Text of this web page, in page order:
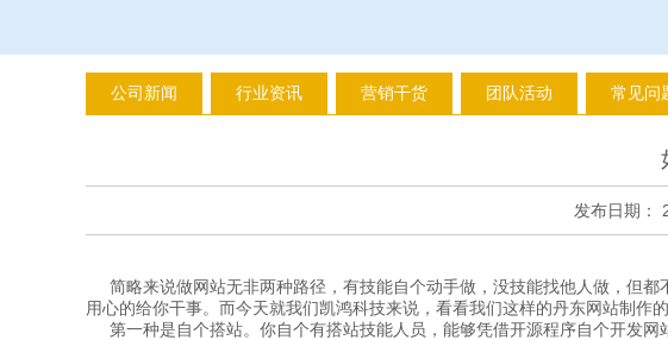
公司新闻 行业资讯 营销干货 团队活动 常见问
发布日期：
简略来说做网站无非两种路径，有技能自个动手做，没技能找他人做，但都
用心的给你干事。而今天就我们凯鸿科技来说，看看我们这样的丹东网站制作
第一种是自个搭站。你自个有搭站技能人员，能够凭借开源程序自个开发网